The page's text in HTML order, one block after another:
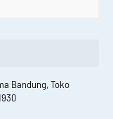
Bandung, Toko